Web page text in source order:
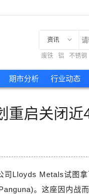
资讯
现货
废铁 铝 不锈钢
期市分析 行业动态
重启关闭
司Lloyds Metals试图
。这座因内战